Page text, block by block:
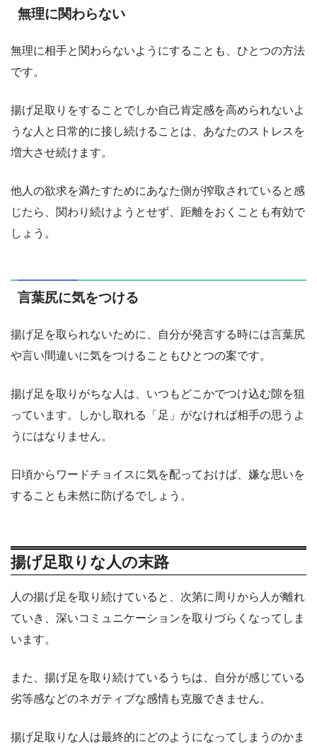
無理に関わらない
無理に相手と関わらないようにすることも、ひとつの方法
です。
揚げ足取りをすることでしか自己肯定感を高められないよ
うな人と日常的に接し続けることは、あなたのストレスを
増大させ続けます。
他人の欲求を満たすためにあなた側が搾取されていると感
じたら、関わり続けようとせず、距離をおくことも有効で
しょう。
言葉尻に気をつける
揚げ足を取られないために、自分が発言する時には言葉尻
や言い間違いに気をつけることもひとつの案です。
揚げ足を取りがちな人は、いつもどこかでつけ込む隙を狙
っています。しかし取れる「足」がなければ相手の思うよ
うにはなりません。
日頃からワードチョイスに気を配っておけば、嫌な思いを
することも未然に防げるでしょう。
揚げ足取りな人の末路
人の揚げ足を取り続けていると、次第に周りから人が離れ
ていき、深いコミュニケーションを取りづらくなってしま
います。
また、揚げ足を取り続けているうちは、自分が感じている
劣等感などのネガティブな感情も克服できません。
揚げ足取りな人は最終的にどのようになってしまうのかま